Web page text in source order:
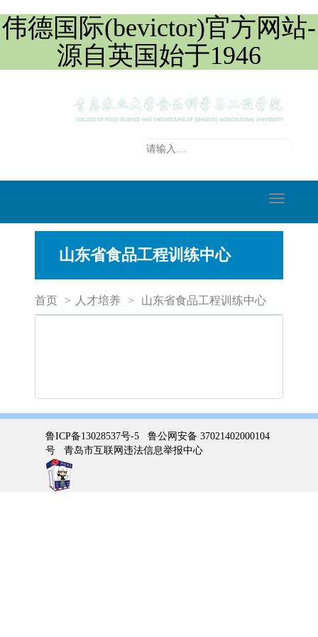
伟德国际(bevictor)官方网站-
源自英国始于1946
切
换
山东省食品工程训练中心
首页 > 人才培养 > 山东省食品工程训练中心
鲁ICP备13028537号-5
鲁公网安备 37021402000104
号
青岛市互联网违法信息举报中心